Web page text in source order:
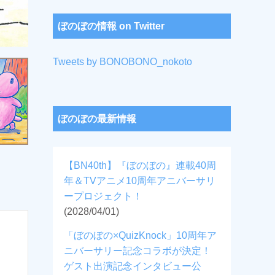
ぼのぼの情報 on Twitter
Tweets by BONOBONO_nokoto
ぼのぼの最新情報
【BN40th】『ぼのぼの』連載40周
年＆TVアニメ10周年アニバーサリ
ープロジェクト！
(2028/04/01)
「ぼのぼの×QuizKnock」10周年ア
ニバーサリー記念コラボが決定！
ゲスト出演記念インタビュー公